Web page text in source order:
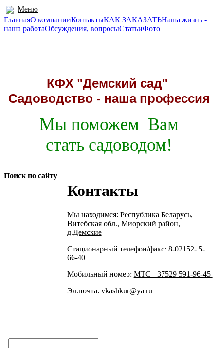
Меню
ГлавнаяО компанииКонтактыКАК ЗАКАЗАТЬНаша жизнь -
наша работаОбсуждения, вопросыСтатьиФото
КФХ "Демский сад"
Садоводство - наша профессия
Мы поможем Вам
стать садоводом!
Контакты
Мы находимся: Республика Беларусь,
Витебская обл., Миорский район,
д.Демские
Стационарный телефон/факс: 8-02152- 5-
66-40
Мобильный номер: МТС +37529 591-96-45
Эл.почта: vkashkur@ya.ru
Поиск по сайту